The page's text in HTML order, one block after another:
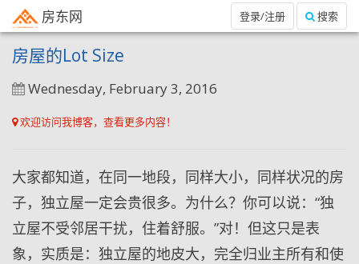
房东网 搜索
登录/注册
房屋的Lot Size
Wednesday, February 3, 2016
欢迎访问我博客，查看更多内容！
大家都知道，在同一地段，同样大小，同样状况的房
子，独立屋一定会贵很多。为什么？你可以说：“独
立屋不受邻居干扰，住着舒服。”对！但这只是表
象，实质是：独立屋的地皮大，完全归业主所有和使